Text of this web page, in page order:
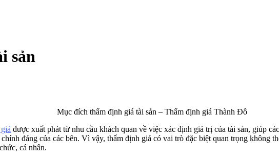
sản
Mục đích thẩm định giá tài sản – Thẩm định giá Thành Đô
được xuất phát từ nhu cầu khách quan về việc xác định giá trị của tài sản, giúp
đáng của các bên. Vì vậy, thẩm định giá có vai trò đặc biệt quan trọng không
cá nhân.